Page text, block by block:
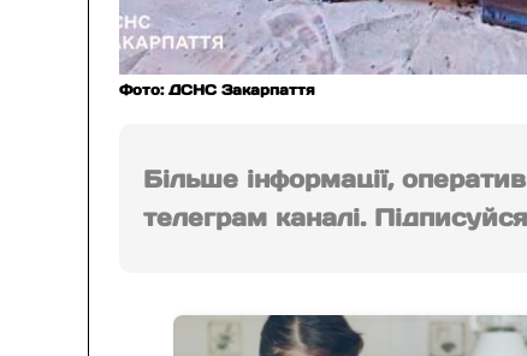
Фото: ДСНС Закарпаття
Більше інформації,
телеграм каналі.